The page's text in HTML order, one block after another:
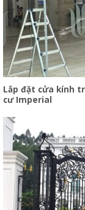
Lắp đặt cửa kính
cư Imperial